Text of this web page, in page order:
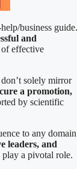
business guide.
and
of effective
solely mirror
a promotion,
by scientific
to any domain
leaders, and
a pivotal role.